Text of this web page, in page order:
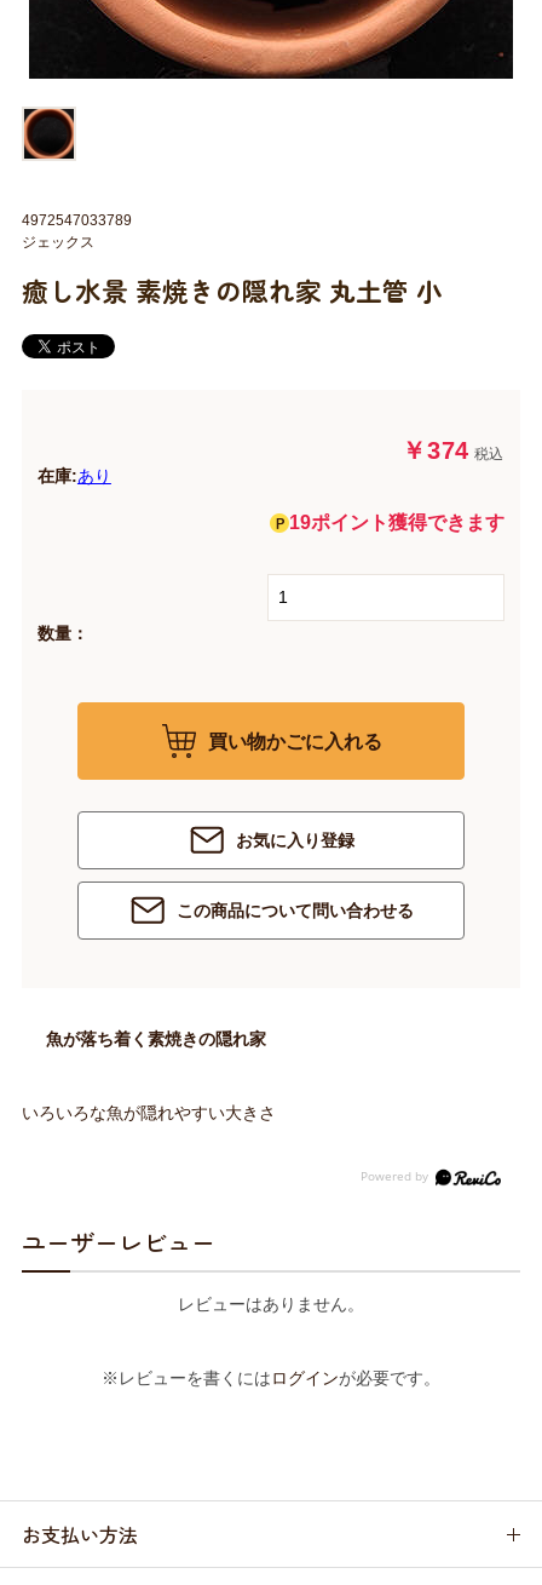
癒し水景 素焼きの隠れ家 丸土管 小
￥374 税込
在庫:あり
19ポイント獲得できます
数量：
買い物かごに入れる
お気に入り登録
この商品について問い合わせる
4972547033789
ジェックス
魚が落ち着く素焼きの隠れ家
いろいろな魚が隠れやすい大きさ
ユーザーレビュー
レビューはありません。
※レビューを書くにはログインが必要です。
お支払い方法